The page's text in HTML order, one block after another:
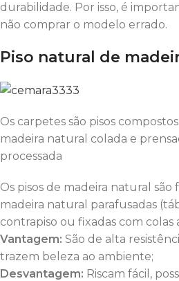
durabilidade. Por isso, é
não comprar o modelo errado.
Piso natural de
Os carpetes são pisos
madeira natural colada e
processada
Os pisos de madeira natural são
madeira natural parafusadas
contrapiso ou fixadas com colas
Vantagem: São de alta
trazem beleza ao ambiente;
Desvantagem: Riscam fácil,